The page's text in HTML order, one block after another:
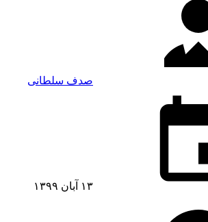
صدف سلطانی
۱۳ آبان ۱۳۹۹